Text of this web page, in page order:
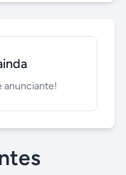
anunciante!